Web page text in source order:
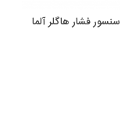
سنسور فشار هاگلر آلمان